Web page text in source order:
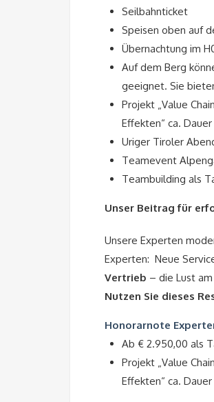
Seilbahnticket
Speisen oben auf
Übernachtung im
Auf dem Berg
geeignet. Sie
Projekt „Value
Effekten“ ca.
Uriger Tiroler
Teamevent
Teambuilding als
Unser Beitrag für
Unsere Experten
Experten: Neue
Vertrieb – die Lust
Nutzen Sie dieses
Honorarnote
Ab € 2.950,00 als
Projekt „Value
Effekten“ ca.